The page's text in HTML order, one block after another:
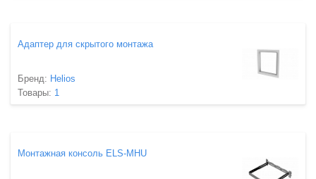
Адаптер для скрытого монтажа
Бренд: Helios
Товары: 1
Монтажная консоль ELS-MHU